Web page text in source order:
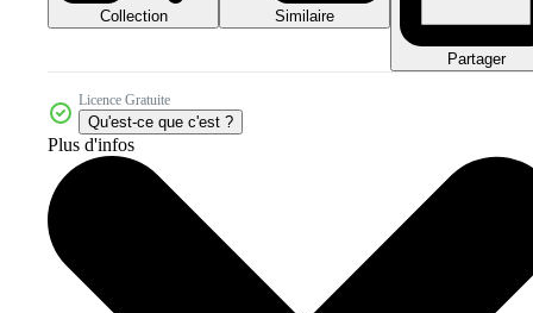
Collection Similaire
Partager
Licence Gratuite
Qu'est-ce que c'est ?
Plus d'infos